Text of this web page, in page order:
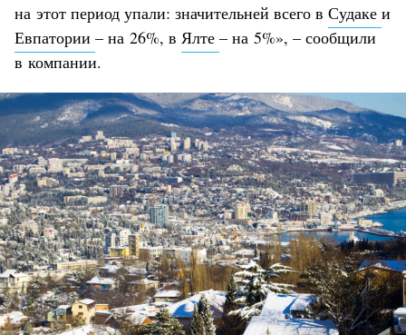
на этот период упали: значительней всего в Судаке и
Евпатории – на 26%, в Ялте – на 5%», – сообщили
в компании.